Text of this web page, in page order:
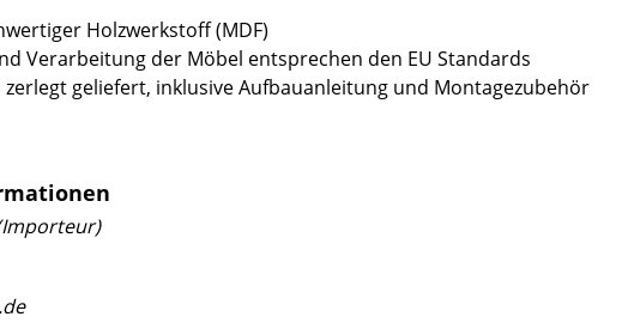
Holzwerkstoff (MDF)
Verarbeitung der Möbel entsprechen den EU Standards
zerlegt geliefert, inklusive Aufbauanleitung und Montagezubehör